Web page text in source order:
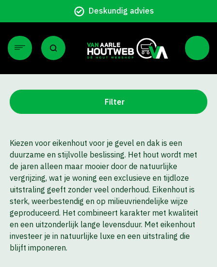
Deskundig advies
Filter
Kiezen voor eikenhout voor je gevel en dak is een
duurzame en stijlvolle beslissing. Het hout wordt met
de jaren alleen maar mooier door de natuurlijke
vergrijzing, wat je woning een exclusieve en tijdloze
uitstraling geeft zonder veel onderhoud. Eikenhout is
sterk, weerbestendig en op milieuvriendelijke wijze
geproduceerd. Het combineert karakter met kwaliteit
en een uitzonderlijk lange levensduur. Met eikenhout
investeer je in natuurlijke luxe en een uitstraling die
blijft imponeren.